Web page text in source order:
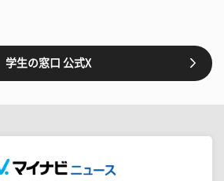
学生の窓口 公式X